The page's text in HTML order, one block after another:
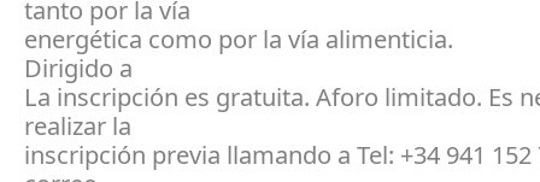
tanto por la vía
energética como por la vía alimenticia.
Dirigido a
La inscripción es gratuita. Aforo limitado. Es
realizar la
inscripción previa llamando a Tel: +34 941